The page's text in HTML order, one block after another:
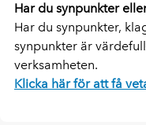
Har du synpunkter
Har du synpunkter,
synpunkter är
verksamheten.
Klicka här för att få